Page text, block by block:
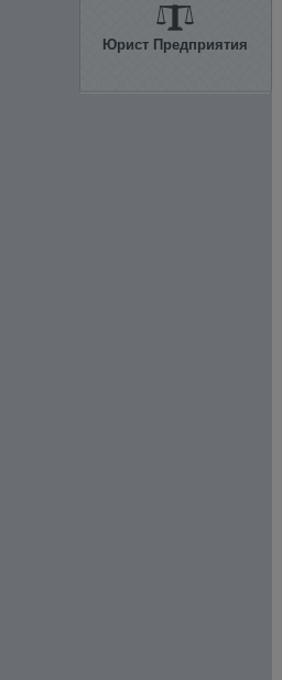
Юрист Предприятия